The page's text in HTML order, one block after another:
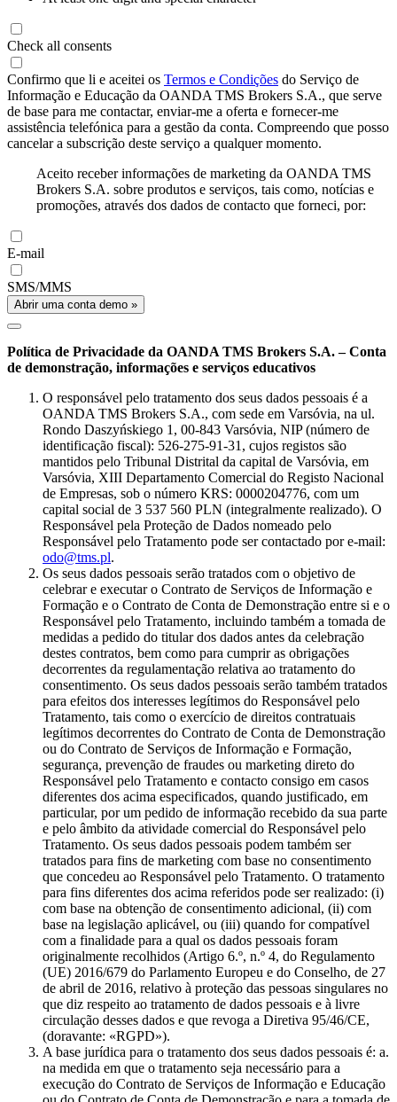
Check all consents
Confirmo que li e aceitei os Termos e Condições do Serviço de
Informação e Educação da OANDA TMS Brokers S.A., que serve
de base para me contactar, enviar-me a oferta e fornecer-me
assistência telefónica para a gestão da conta. Compreendo que posso
cancelar a subscrição deste serviço a qualquer momento.
Aceito receber informações de marketing da OANDA TMS
Brokers S.A. sobre produtos e serviços, tais como, notícias e
promoções, através dos dados de contacto que forneci, por:
E-mail
SMS/MMS
Abrir uma conta demo »
Política de Privacidade da OANDA TMS Brokers S.A. – Conta
de demonstração, informações e serviços educativos
O responsável pelo tratamento dos seus dados pessoais é a
OANDA TMS Brokers S.A., com sede em Varsóvia, na ul.
Rondo Daszyńskiego 1, 00-843 Varsóvia, NIP (número de
identificação fiscal): 526-275-91-31, cujos registos são
mantidos pelo Tribunal Distrital da capital de Varsóvia, em
Varsóvia, XIII Departamento Comercial do Registo Nacional
de Empresas, sob o número KRS: 0000204776, com um
capital social de 3 537 560 PLN (integralmente realizado). O
Responsável pela Proteção de Dados nomeado pelo
Responsável pelo Tratamento pode ser contactado por e-mail:
odo@tms.pl.
Os seus dados pessoais serão tratados com o objetivo de
celebrar e executar o Contrato de Serviços de Informação e
Formação e o Contrato de Conta de Demonstração entre si e o
Responsável pelo Tratamento, incluindo também a tomada de
medidas a pedido do titular dos dados antes da celebração
destes contratos, bem como para cumprir as obrigações
decorrentes da regulamentação relativa ao tratamento do
consentimento. Os seus dados pessoais serão também tratados
para efeitos dos interesses legítimos do Responsável pelo
Tratamento, tais como o exercício de direitos contratuais
legítimos decorrentes do Contrato de Conta de Demonstração
ou do Contrato de Serviços de Informação e Formação,
segurança, prevenção de fraudes ou marketing direto do
Responsável pelo Tratamento e contacto consigo em casos
diferentes dos acima especificados, quando justificado, em
particular, por um pedido de informação recebido da sua parte
e pelo âmbito da atividade comercial do Responsável pelo
Tratamento. Os seus dados pessoais podem também ser
tratados para fins de marketing com base no consentimento
que concedeu ao Responsável pelo Tratamento. O tratamento
para fins diferentes dos acima referidos pode ser realizado: (i)
com base na obtenção de consentimento adicional, (ii) com
base na legislação aplicável, ou (iii) quando for compatível
com a finalidade para a qual os dados pessoais foram
originalmente recolhidos (Artigo 6.º, n.º 4, do Regulamento
(UE) 2016/679 do Parlamento Europeu e do Conselho, de 27
de abril de 2016, relativo à proteção das pessoas singulares no
que diz respeito ao tratamento de dados pessoais e à livre
circulação desses dados e que revoga a Diretiva 95/46/CE,
(doravante: «RGPD»).
A base jurídica para o tratamento dos seus dados pessoais é: a.
na medida em que o tratamento seja necessário para a
execução do Contrato de Serviços de Informação e Educação